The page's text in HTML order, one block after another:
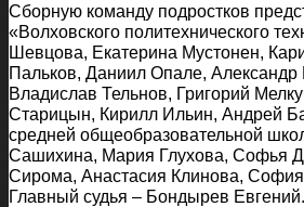
Сборную команду подростков
«Волховского политехнического
Шевцова, Екатерина Мустонен,
Пальков, Даниил Опале, Александр
Владислав Тельнов, Григорий
Старицын, Кирилл Ильин, Андрей
средней общеобразовательной
Сашихина, Мария Глухова, Софья
Сирома, Анастасия Клинова,
Главный судья – Бондырев Евгений.